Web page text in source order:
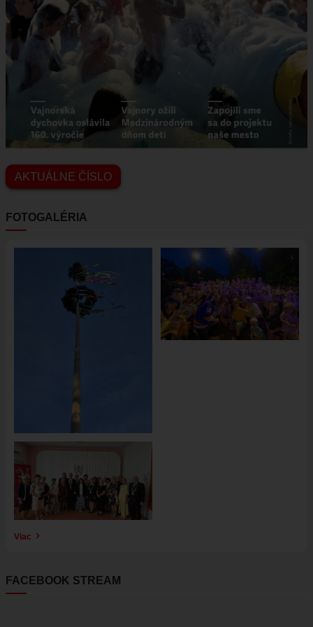
VAJNORSKÉ JAZERÁ
VAJNORSKÉ VINOHRADY
KONTAKTY
REFERÁTY
AKTUÁLNE ČÍSLO
FOTOGALÉRIA
Obrázok
Obrázok
Viac
FACEBOOK STREAM